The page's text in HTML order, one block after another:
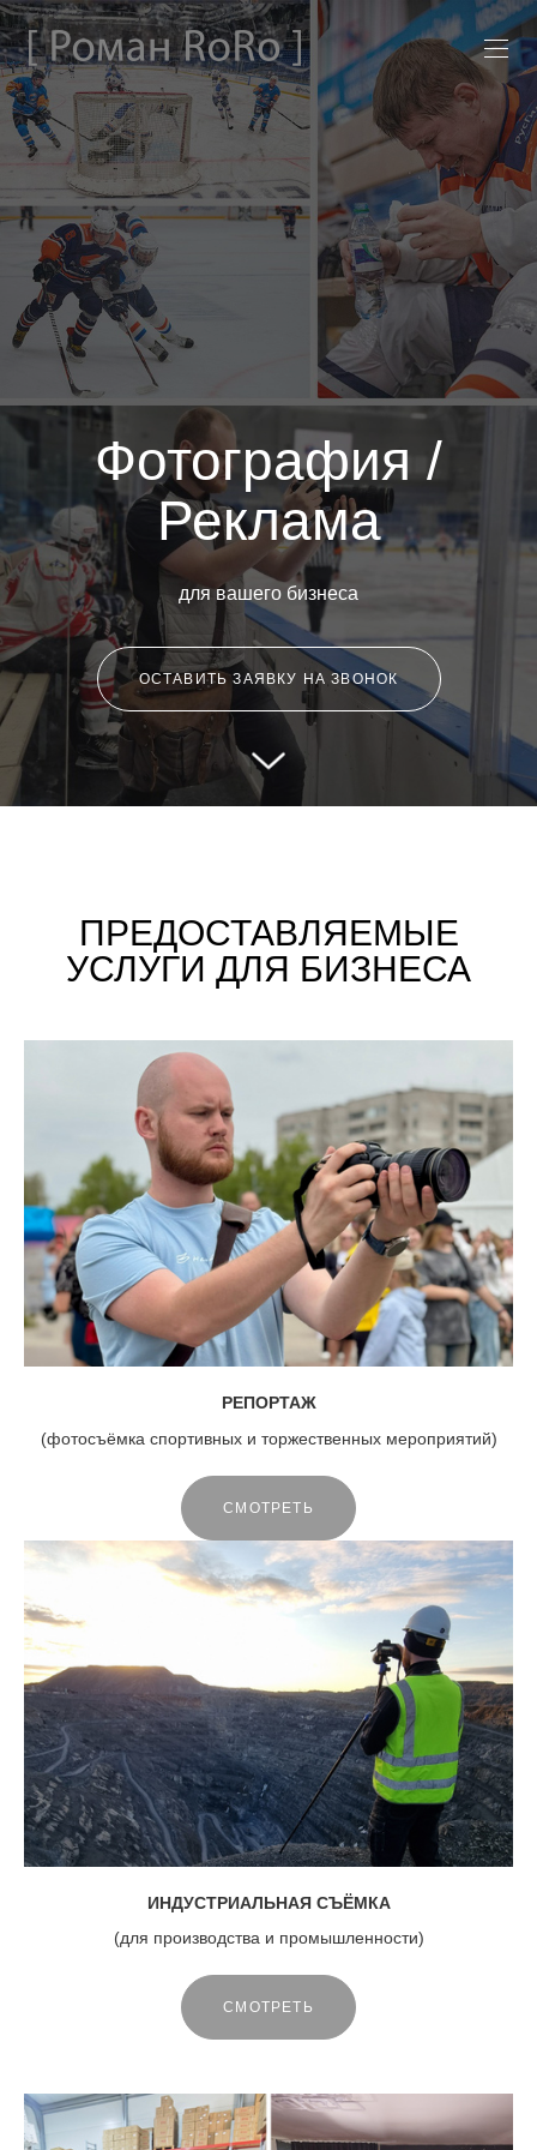
Фотография /
Реклама
для вашего бизнеса
ОСТАВИТЬ ЗАЯВКУ НА ЗВОНОК
ПРЕДОСТАВЛЯЕМЫЕ
УСЛУГИ ДЛЯ БИЗНЕСА
РЕПОРТАЖ
(фотосъёмка спортивных и торжественных мероприятий)
СМОТРЕТЬ
ИНДУСТРИАЛЬНАЯ СЪЁМКА
(для производства и промышленности)
СМОТРЕТЬ